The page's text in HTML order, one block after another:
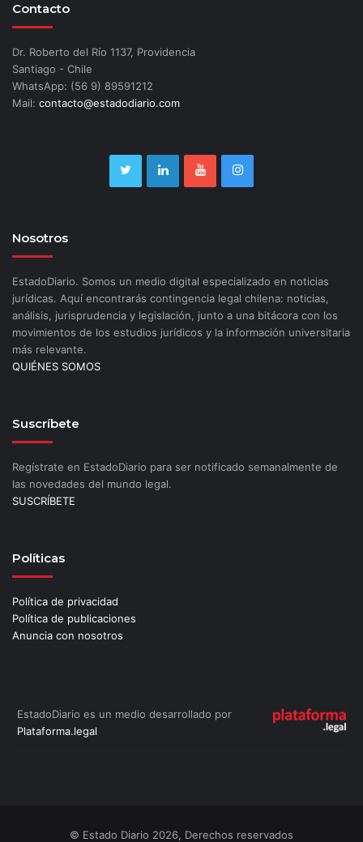
Contacto
Dr. Roberto del Río 1137, Providencia
Santiago - Chile
WhatsApp: (56 9) 89591212
Mail: contacto@estadodiario.com
Nosotros
EstadoDiario. Somos un medio digital especializado en noticias
jurídicas. Aquí encontrarás contingencia legal chilena: noticias,
análisis, jurisprudencia y legislación, junto a una bitácora con los
movimientos de los estudios jurídicos y la información universitaria
más relevante.
QUIÉNES SOMOS
Suscríbete
Regístrate en EstadoDiario para ser notificado semanalmente de
las novedades del mundo legal.
SUSCRÍBETE
Políticas
Política de privacidad
Política de publicaciones
Anuncia con nosotros
EstadoDiario es un medio desarrollado por
Plataforma.legal
© Estado Diario 2026, Derechos reservados